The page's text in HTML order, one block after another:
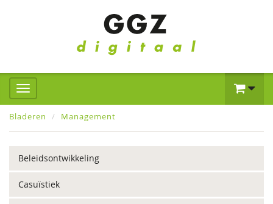
Bladeren Management
Beleidsontwikkeling
Casuïstiek